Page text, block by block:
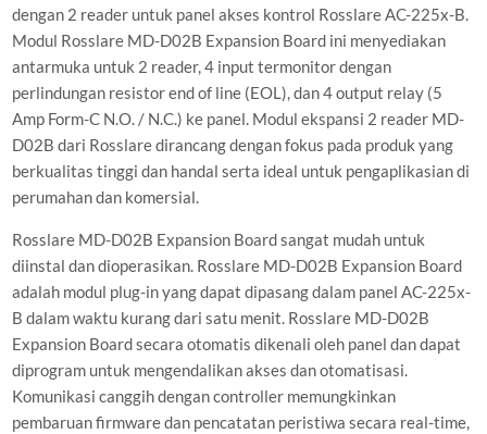
dengan 2 reader untuk panel akses kontrol Rosslare AC-225x-B.
Modul Rosslare MD-D02B Expansion Board ini menyediakan
antarmuka untuk 2 reader, 4 input termonitor dengan
perlindungan resistor end of line (EOL), dan 4 output relay (5
Amp Form-C N.O. / N.C.) ke panel. Modul ekspansi 2 reader MD-
D02B dari Rosslare dirancang dengan fokus pada produk yang
berkualitas tinggi dan handal serta ideal untuk pengaplikasian di
perumahan dan komersial.
Rosslare MD-D02B Expansion Board sangat mudah untuk
diinstal dan dioperasikan. Rosslare MD-D02B Expansion Board
adalah modul plug-in yang dapat dipasang dalam panel AC-225x-
B dalam waktu kurang dari satu menit. Rosslare MD-D02B
Expansion Board secara otomatis dikenali oleh panel dan dapat
diprogram untuk mengendalikan akses dan otomatisasi.
Komunikasi canggih dengan controller memungkinkan
pembaruan firmware dan pencatatan peristiwa secara real-time,